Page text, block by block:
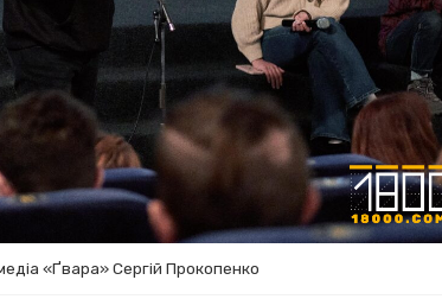
«Ґвара» Сергій Прокопенко